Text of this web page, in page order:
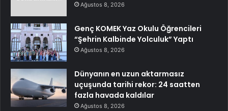
Ağustos 8, 2026
Genç KOMEK Yaz Okulu Öğrencileri
“Şehrin Kalbinde Yolculuk” Yaptı
Ağustos 8, 2026
Dünyanın en uzun aktarmasız
uçuşunda tarihi rekor: 24 saatten
fazla havada kaldılar
Ağustos 8, 2026